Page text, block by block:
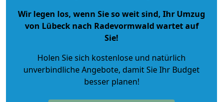
Wir legen los, wenn Sie so weit sind, Ihr Umzug
von Lübeck nach Radevormwald wartet auf
Sie!
Holen Sie sich kostenlose und natürlich
unverbindliche Angebote, damit Sie Ihr Budget
besser planen!